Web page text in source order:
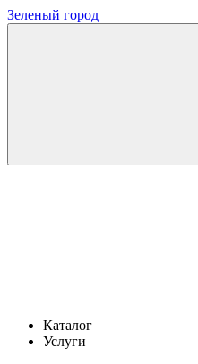
Зеленый город
Каталог
Услуги